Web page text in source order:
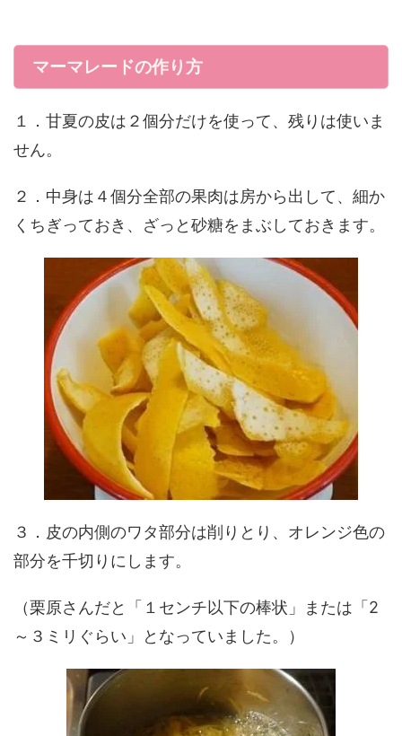
マーマレードの作り方
１．甘夏の皮は２個分だけを使って、残りは使いま
せん。
２．中身は４個分全部の果肉は房から出して、細か
くちぎっておき、ざっと砂糖をまぶしておきます。
３．皮の内側のワタ部分は削りとり、オレンジ色の
部分を千切りにします。
（栗原さんだと「１センチ以下の棒状」または「2
～３ミリぐらい」となっていました。）